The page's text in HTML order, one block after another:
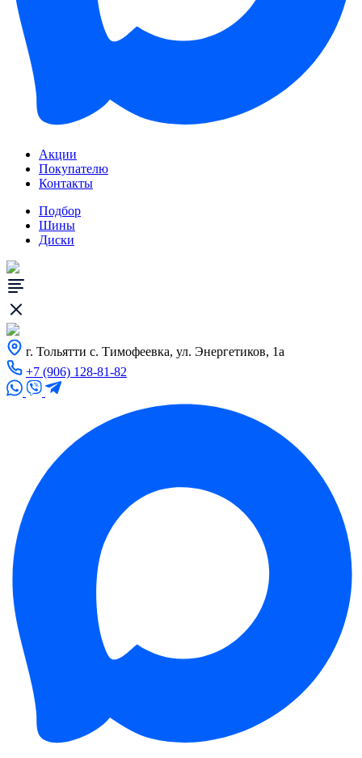
Акции
Покупателю
Контакты
Подбор
Шины
Диски
г. Тольятти с. Тимофеевка, ул. Энергетиков, 1а
+7 (906) 128-81-82